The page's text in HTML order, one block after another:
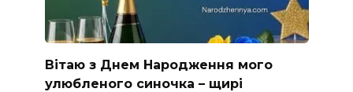
Вітаю з Днем Народження мого
улюбленого синочка – щирі